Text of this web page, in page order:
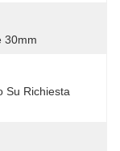
30mm
Su Richiesta